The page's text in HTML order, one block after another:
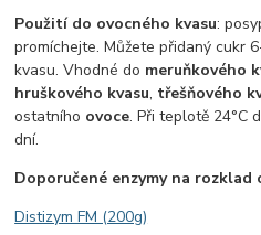
Použití do ovocného kvasu:
promíchejte. Můžete přidaný cukr
kvasu. Vhodné do meruňkového
hruškového kvasu, třešňového
ostatního ovoce. Při teplotě 24°C
dní.
Doporučené enzymy na rozklad
Distizym FM (200g)